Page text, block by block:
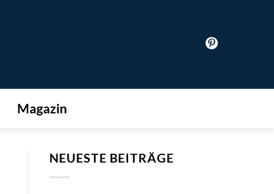
Magazin
NEUESTE BEITRÄGE